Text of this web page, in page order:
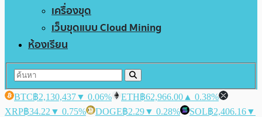
เครื่องขุด
เว็บขุดแบบ Cloud Mining
ห้องเรียน
BTC฿2,130,437▼ 0.06% ETH฿62,966.00 ▲ 0.38%
XRP฿34.22 ▼ 0.75% DOGE฿2.29▼ 0.28% SOL฿2,406.16▼